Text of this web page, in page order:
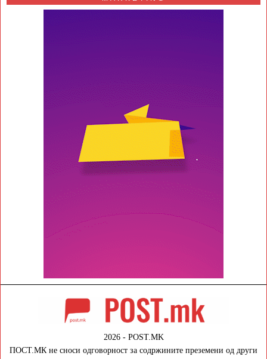
2026 - POST.MK
ПОСТ.МК не сноси одговорност за содржините преземени од други